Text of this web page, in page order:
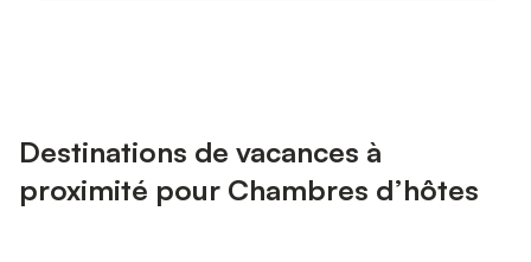
Destinations de vacances à
proximité pour Chambres d’hôtes